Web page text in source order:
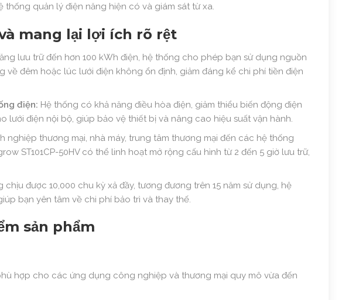
quản lý điện năng hiện có và giám sát từ xa.
mang lại lợi ích rõ rệt
lưu trữ đến hơn 100 kWh điện, hệ thống cho phép bạn sử dụng nguồn
đêm hoặc lúc lưới điện không ổn định, giảm đáng kể chi phí tiền điện
điện: Hệ thống có khả năng điều hòa điện, giảm thiểu biến động điện
lưới điện nội bộ, giúp bảo vệ thiết bị và nâng cao hiệu suất vận hành.
nghiệp thương mại, nhà máy, trung tâm thương mại đến các hệ thống
ST101CP-50HV có thể linh hoạt mở rộng cấu hình từ 2 đến 5 giờ lưu trữ,
chịu được 10,000 chu kỳ xả đầy, tương đương trên 15 năm sử dụng, hệ
bạn yên tâm về chi phí bảo trì và thay thế.
sản phẩm
hợp cho các ứng dụng công nghiệp và thương mại quy mô vừa đến